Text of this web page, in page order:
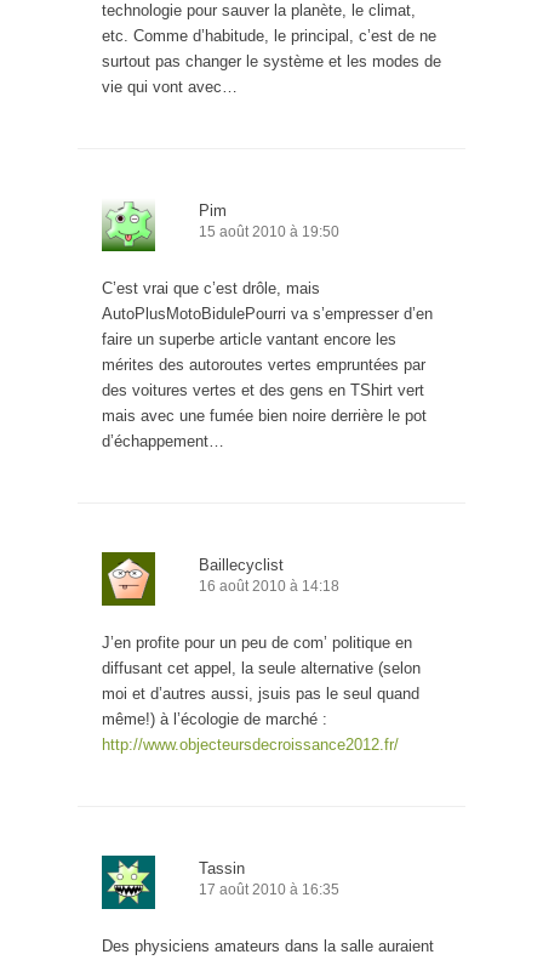
technologie pour sauver la planète, le climat,
etc. Comme d’habitude, le principal, c’est de ne
surtout pas changer le système et les modes de
vie qui vont avec…
Pim
15 août 2010 à 19:50
C’est vrai que c’est drôle, mais
AutoPlusMotoBidulePourri va s’empresser d’en
faire un superbe article vantant encore les
mérites des autoroutes vertes empruntées par
des voitures vertes et des gens en TShirt vert
mais avec une fumée bien noire derrière le pot
d’échappement…
Baillecyclist
16 août 2010 à 14:18
J’en profite pour un peu de com’ politique en
diffusant cet appel, la seule alternative (selon
moi et d’autres aussi, jsuis pas le seul quand
même!) à l’écologie de marché :
http://www.objecteursdecroissance2012.fr/
Tassin
17 août 2010 à 16:35
Des physiciens amateurs dans la salle auraient